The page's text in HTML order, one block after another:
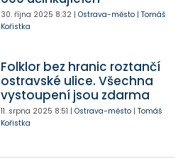
30. října 2025 8:32| Ostrava-město| Tomáš
Kořistka
Folklor bez hranic roztančí
ostravské ulice. Všechna
vystoupení jsou zdarma
11. srpna 2025 8:51 | Ostrava-město| Tomáš
Kořistka